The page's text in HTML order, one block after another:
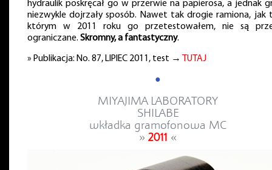
hydraulik poskręcał go w przerwie na papierosa, a jednak
niezwykle dojrzały sposób. Nawet tak drogie ramiona, jak
którym w 2011 roku go przetestowałem, nie są
ograniczane. Skromny, a fantastyczny.
» Publikacja: No. 87, LIPIEC 2011, test → TUTAJ
●
MIYAJIMA LABORATORY
SHILABE
wkładka gramofonowa MC
» 2011 «